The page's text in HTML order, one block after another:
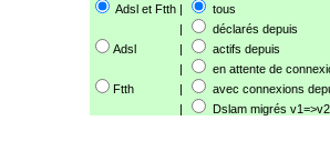
Adsl et Ftth |
tous
|
déclarés depuis
Adsl |
actifs depuis
|
en attente de
Ftth
|
avec connexions
|
Dslam migrés